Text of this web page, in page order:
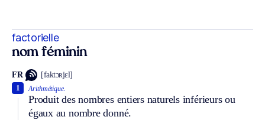
factorielle
nom féminin
FR [faktɔʀjɛl]
Arithmétique.
Produit des nombres entiers naturels inférieurs ou
égaux au nombre donné.
1